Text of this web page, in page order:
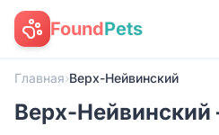
FoundPets
Главная›Верх-Нейвинский
Верх-